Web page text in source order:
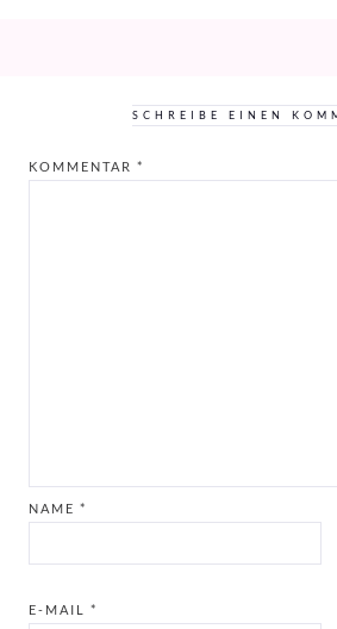
SCHREIBE EINEN
KOMMENTAR *
NAME *
E-MAIL *